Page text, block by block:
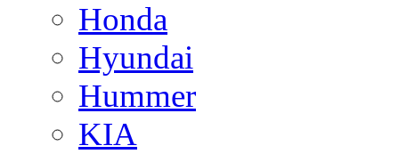
Honda
Hyundai
Hummer
KIA